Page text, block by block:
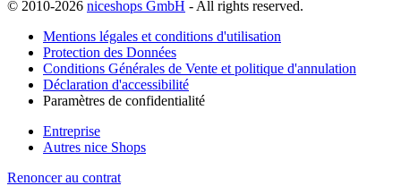
© 2010-2026 niceshops GmbH - All rights reserved.
Mentions légales et conditions d'utilisation
Protection des Données
Conditions Générales de Vente et politique d'annulation
Déclaration d'accessibilité
Paramètres de confidentialité
Entreprise
Autres nice Shops
Renoncer au contrat